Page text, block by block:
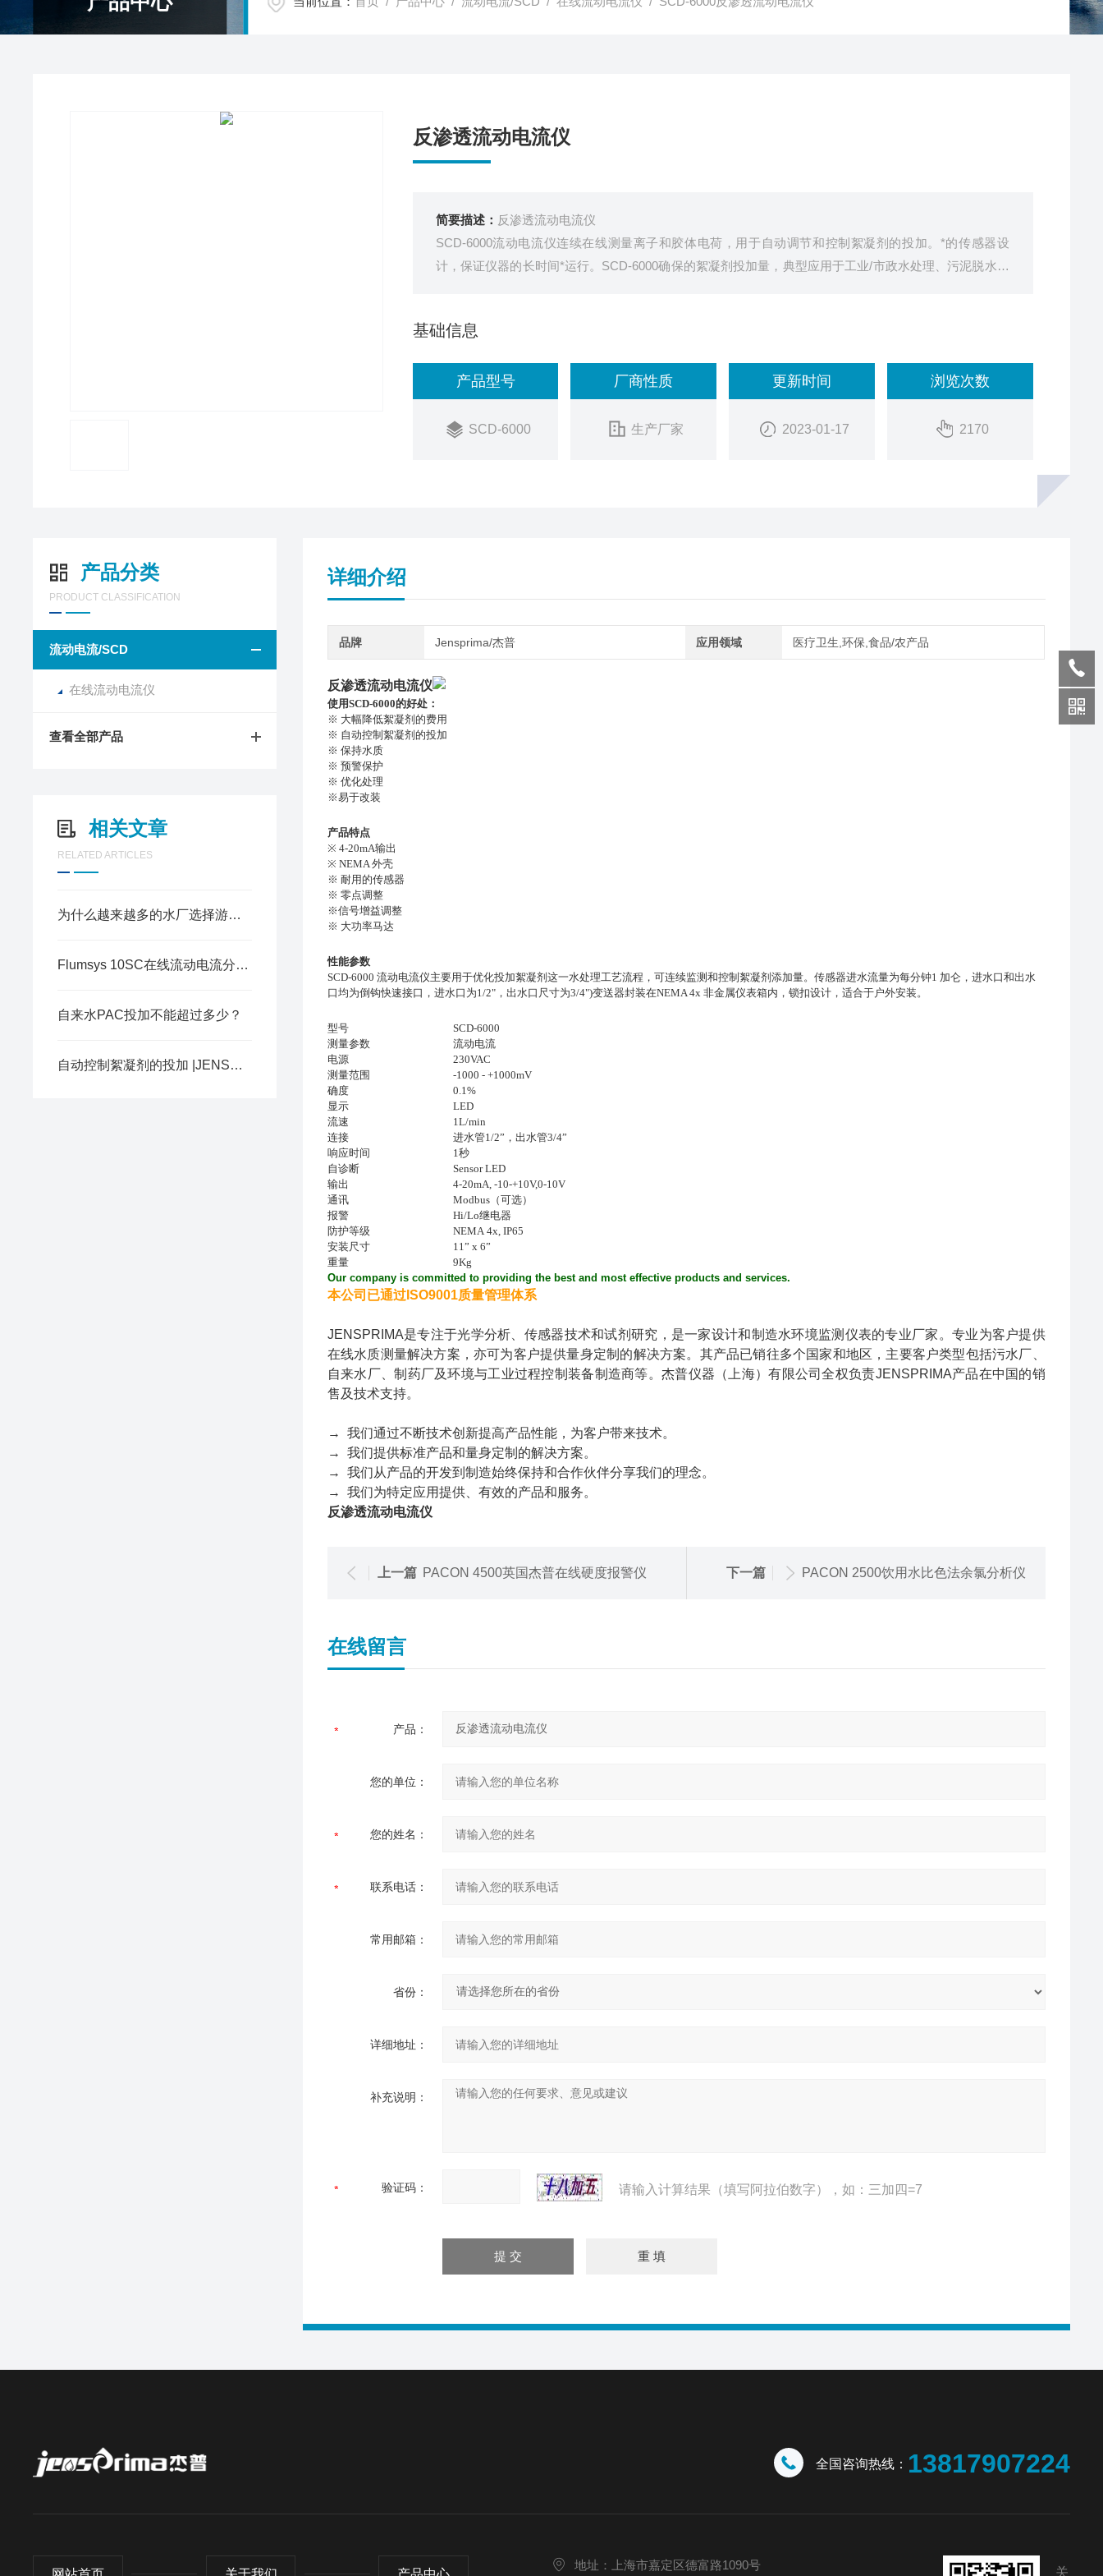
反渗透流动电流仪
简要描述： 反渗透流动电流仪
SCD-6000流动电流仪连续在线测量离子和胶体电荷，用于自动调节和控制絮凝剂的投加。*的传感器设
计，保证仪器的长时间*运行。SCD-6000确保的絮凝剂投加量，典型应用于工业/市政水处理、污泥脱水、
基础信息
产品型号
SCD-6000
厂商性质
生产厂家
更新时间
2023-01-17
浏览次数
2170
产品分类
PRODUCT CLASSIFICATION
流动电流/SCD
在线流动电流仪
查看全部产品
相关文章
RELATED ARTICLES
为什么越来越多的水厂选择游动电流仪？
Flumsys 10SC在线流动电流分析仪自来水行业应用分享
自来水PAC投加不能超过多少？
自动控制絮凝剂的投加 |JENSPRIMA杰普在线流动电流分析仪应用于自来水厂
详细介绍
品牌 Jensprima/杰普 应用领域 医疗卫生,环保,食品/农产品
反渗透流动电流仪
使用SCD-6000的好处：
※ 大幅降低絮凝剂的费用
※ 自动控制絮凝剂的投加
※ 保持水质
※ 预警保护
※ 优化处理
※易于改装
产品特点
※ 4-20mA输出
※ NEMA 外壳
※ 耐用的传感器
※ 零点调整
※信号增益调整
※ 大功率马达
性能参数
SCD-6000 流动电流仪主要用于优化投加絮凝剂这一水处理工艺流程，可连续监测和控制絮凝剂添加量。 传感器进水流量为每分钟1 加仑，进水口和出水
口均为倒钩快速接口，进水口为1/2"，出水口尺寸为3/4")变送器封装在NEMA 4x 非金属仪表箱内，锁扣设计，适合于户外安装。
型号
SCD-6000
测量参数
流动电流
电源
230VAC
测量范围
-1000 - +1000mV
确度
0.1%
显示
LED
流速
1L/min
连接
进水管1/2”，出水管3/4”
响应时间
1秒
自诊断
Sensor LED
输出
4-20mA, -10-+10V,0-10V
通讯
Modbus（可选）
报警
Hi/Lo继电器
防护等级
NEMA 4x, IP65
安装尺寸
11” x 6”
重量
9Kg
Our company is committed to providing the best and most effective products and services.
本公司已通过ISO9001质量管理体系
JENSPRIMA是专注于光学分析、传感器技术和试剂研究，是一家设计和制造水环境监测仪表的专业厂家。专业为客户提供
在线水质测量解决方案，亦可为客户提供量身定制的解决方案。其产品已销往多个国家和地区，主要客户类型包括污水厂、
自来水厂、制药厂及环境与工业过程控制装备制造商等。杰普仪器（上海）有限公司全权负责JENSPRIMA产品在中国的销
售及技术支持。
→ 我们通过不断技术创新提高产品性能，为客户带来技术。
→ 我们提供标准产品和量身定制的解决方案。
→ 我们从产品的开发到制造始终保持和合作伙伴分享我们的理念。
→ 我们为特定应用提供、有效的产品和服务。
反渗透流动电流仪
上一篇 PACON 4500英国杰普在线硬度报警仪 下一篇 PACON 2500饮用水比色法余氯分析仪
在线留言
产品：
您的单位：
您的姓名：
联系电话：
常用邮箱：
省份：
详细地址：
补充说明：
验证码： 请输入计算结果（填写阿拉伯数字），如：三加四=7
全国咨询热线： 13817907224
地址：上海市嘉定区德富路1090号
关